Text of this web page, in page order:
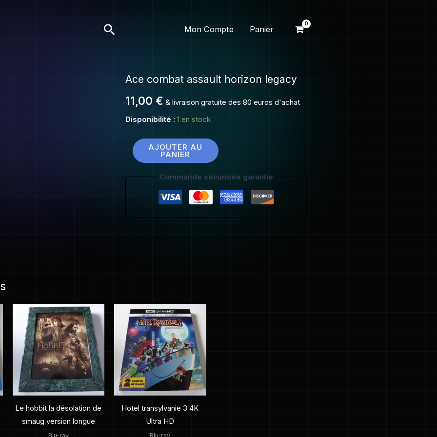
Rechercher Mon Compte Panier
Ace combat assault horizon legacy
11,00 € & livraison gratuite des 80 euros d'achat
Disponibilité : 1 en stock
quantité
Ace
combat
horizon
legacy
AJOUTER AU
PANIER
Commande sécurisée garantie
Le hobbit la désolation de
smaug version longue
Blu-ray
Hotel transylvanie 3 4K
Ultra HD
Blu-ray
assault